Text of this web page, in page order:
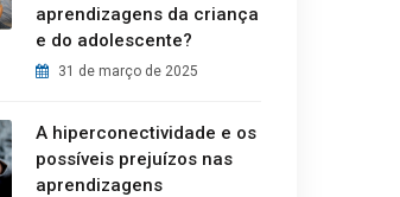
aprendizagens da criança
e do adolescente?
31 de março de 2025
A hiperconectividade e os
possíveis prejuízos nas
aprendizagens